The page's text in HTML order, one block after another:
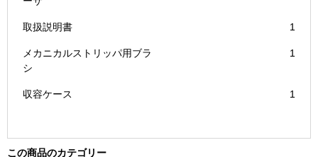
取扱説明書 1
メカニカルストリッパ用ブラ
シ
1
収容ケース 1
この商品のカテゴリー